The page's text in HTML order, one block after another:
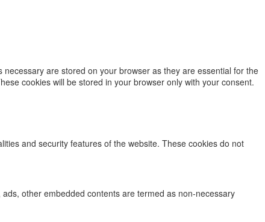
are stored on your browser as they are essential for the
cookies will be stored in your browser only with your consent.
and security features of the website. These cookies do not
other embedded contents are termed as non-necessary